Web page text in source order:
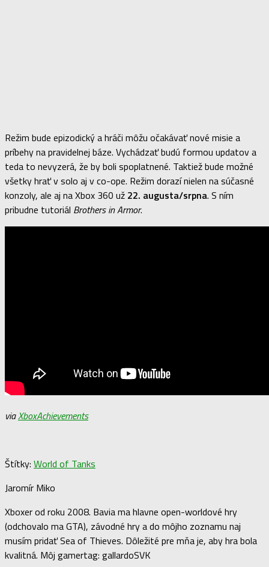
Režim bude epizodický a hráči môžu očakávať nové misie a
príbehy na pravidelnej báze. Vychádzať budú formou updatov a
teda to nevyzerá, že by boli spoplatnené. Taktiež bude možné
všetky hrať v solo aj v co-ope. Režim dorazí nielen na súčasné
konzoly, ale aj na Xbox 360 už 22. augusta/srpna. S ním
pribudne tutoriál Brothers in Armor.
viaXboxAchievements
Štítky: World of Tanks
Jaromír Miko
Xboxer od roku 2008. Bavia ma hlavne open-worldové hry
(odchovalo ma GTA), závodné hry a do môjho zoznamu naj
musím pridať Sea of Thieves. Dôležité pre mňa je, aby hra bola
kvalitná. Môj gamertag: gallardoSVK